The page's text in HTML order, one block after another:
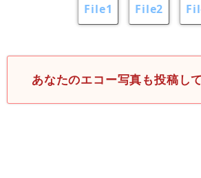
File1 File2
あなたのエコー写真も投稿し